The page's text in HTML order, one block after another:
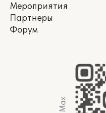
Мероприятия
Партнеры
Форум